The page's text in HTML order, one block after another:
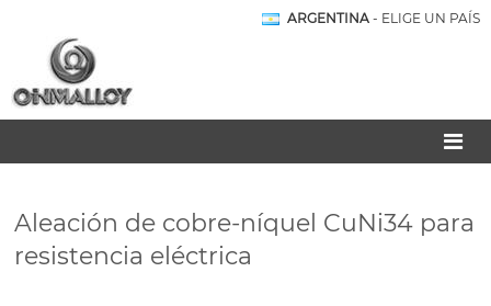
ARGENTINA - ELIGE UN PAÍS
Aleación de cobre-níquel CuNi34 para
resistencia eléctrica